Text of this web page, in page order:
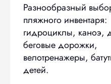
Разнообразный
пляжного инвентаря:
гидроциклы, каноэ,
беговые дорожки,
велотренажеры,
детей.